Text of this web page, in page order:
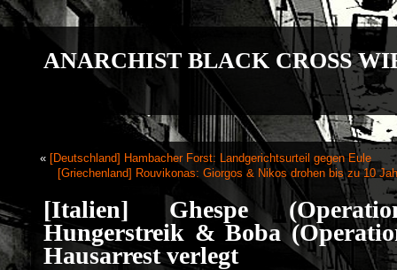
ANARCHIST BLACK CROSS
« [Deutschland] Hambacher Forst: Landgerichtsurteil gegen Eule
[Griechenland] Rouvikonas: Giorgos & Nikos drohen bis zu 10
[Italien] Ghespe
Hungerstreik & Boba
Hausarrest verlegt